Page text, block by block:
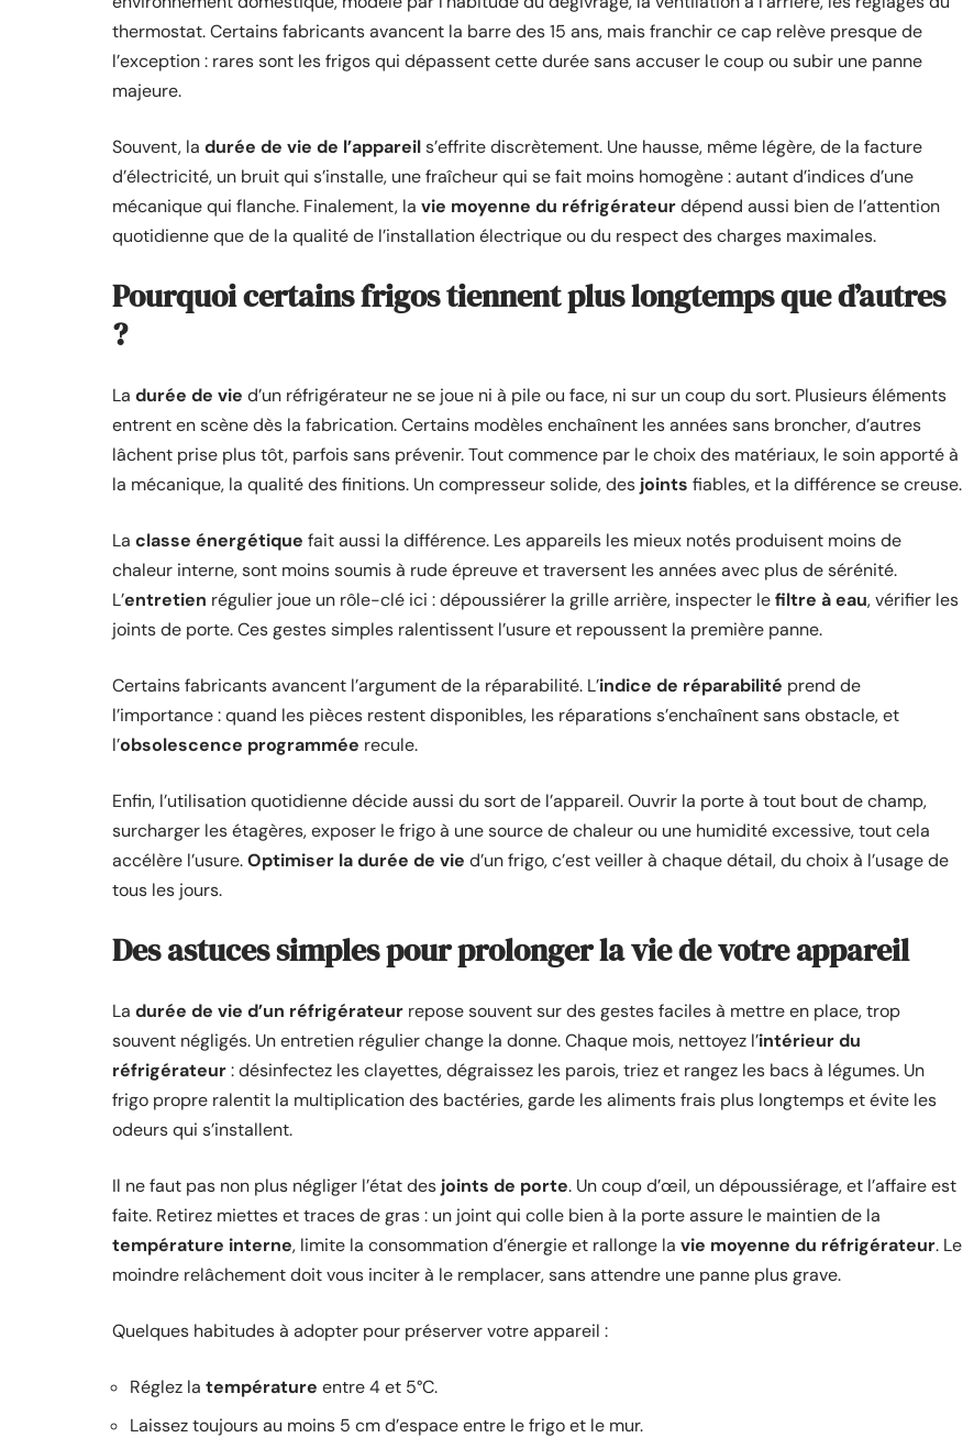
thermostat. Certains fabricants avancent la barre des 15 ans, mais franchir ce cap relève presque de
l’exception : rares sont les frigos qui dépassent cette durée sans accuser le coup ou subir une panne
majeure.
Souvent, la durée de vie de l’appareils’effrite discrètement. Une hausse, même légère, de la facture
d’électricité, un bruit qui s’installe, une fraîcheur qui se fait moins homogène : autant d’indices d’une
mécanique qui flanche. Finalement, la vie moyenne du réfrigérateurdépend aussi bien de l’attention
quotidienne que de la qualité de l’installation électrique ou du respect des charges maximales.
Pourquoi certains frigos tiennent plus longtemps que d’autres
?
La durée de vie d’un réfrigérateur ne se joue ni à pile ou face, ni sur un coup du sort. Plusieurs éléments
entrent en scène dès la fabrication. Certains modèles enchaînent les années sans broncher, d’autres
lâchent prise plus tôt, parfois sans prévenir. Tout commence par le choix des matériaux, le soin apporté à
la mécanique, la qualité des finitions. Un compresseur solide, des joints fiables, et la différence se creuse.
La classe énergétique fait aussi la différence. Les appareils les mieux notés produisent moins de
chaleur interne, sont moins soumis à rude épreuve et traversent les années avec plus de sérénité.
L’entretien régulier joue un rôle-clé ici : dépoussiérer la grille arrière, inspecter lefiltre à eau, vérifier les
joints de porte. Ces gestes simples ralentissent l’usure et repoussent la première panne.
Certains fabricants avancent l’argument de la réparabilité. L’indice de réparabilité prend de
l’importance : quand les pièces restent disponibles, les réparations s’enchaînent sans obstacle, et
l’obsolescence programmée recule.
Enfin, l’utilisation quotidienne décide aussi du sort de l’appareil. Ouvrir la porte à tout bout de champ,
surcharger les étagères, exposer le frigo à une source de chaleur ou une humidité excessive, tout cela
accélère l’usure.Optimiser la durée de vie d’un frigo, c’est veiller à chaque détail, du choix à l’usage de
tous les jours.
Des astuces simples pour prolonger la vie de votre appareil
La durée de vie d’un réfrigérateur repose souvent sur des gestes faciles à mettre en place, trop
souvent négligés. Un entretien régulier change la donne. Chaque mois, nettoyez l’intérieur du
réfrigérateur: désinfectez les clayettes, dégraissez les parois, triez et rangez les bacs à légumes. Un
frigo propre ralentit la multiplication des bactéries, garde les aliments frais plus longtemps et évite les
odeurs qui s’installent.
Il ne faut pas non plus négliger l’état des joints de porte. Un coup d’œil, un dépoussiérage, et l’affaire est
faite. Retirez miettes et traces de gras : un joint qui colle bien à la porte assure le maintien de la
température interne, limite la consommation d’énergie et rallonge la vie moyenne du réfrigérateur. Le
moindre relâchement doit vous inciter à le remplacer, sans attendre une panne plus grave.
Quelques habitudes à adopter pour préserver votre appareil :
Réglez la température entre 4 et 5°C.
Laissez toujours au moins 5 cm d’espace entre le frigo et le mur.